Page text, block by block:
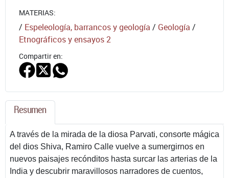
MATERIAS:
/ Espeleología, barrancos y geología / Geología /
Etnográficos y ensayos 2
Compartir en:
Resumen
A través de la mirada de la diosa Parvati, consorte mágica
del dios Shiva, Ramiro Calle vuelve a sumergirnos en
nuevos paisajes recónditos hasta surcar las arterias de la
India y descubrir maravillosos narradores de cuentos,